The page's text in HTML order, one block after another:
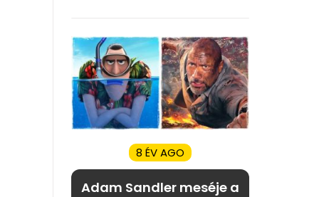
8 ÉV AGO
Adam Sandler meséje a